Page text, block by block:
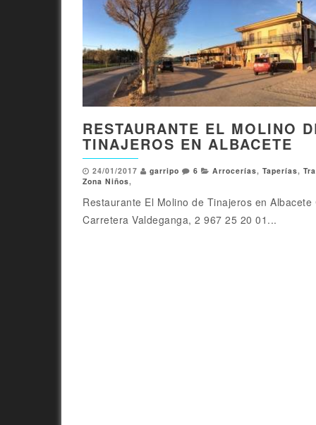
RESTAURANTE EL MOLINO
TINAJEROS EN ALBACETE
24/01/2017 garripo 6 Arrocerías, Taperías,
Zona Niños,
Restaurante El Molino de Tinajeros en Albacete
Carretera Valdeganga, 2 967 25 20 01...